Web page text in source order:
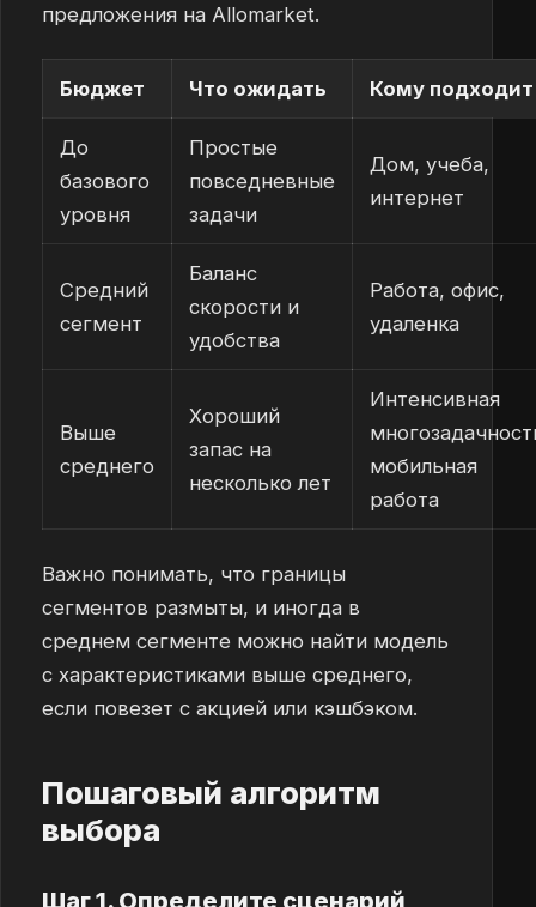
предложения на Allomarket.
Бюджет Что ожидать Кому подходит
До
базового
уровня
Простые
повседневные
задачи
Дом, учеба,
интернет
Средний
сегмент
Баланс
скорости и
удобства
Работа, офис,
удаленка
Выше
среднего
Хороший
запас на
несколько лет
Интенсивная
мобильная
работа
Важно понимать, что границы
сегментов размыты, и иногда в
среднем сегменте можно найти модель
с характеристиками выше среднего,
если повезет с акцией или кэшбэком.
Пошаговый алгоритм
выбора
Шаг 1. Определите сценарий